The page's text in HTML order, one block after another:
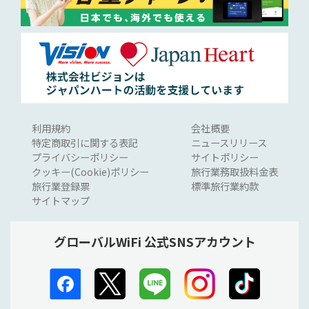
利用規約
特定商取引に関する表記
プライバシーポリシー
クッキー(Cookie)ポリシー
旅行業登録票
サイトマップ
会社概要
ニュースリリース
サイトポリシー
旅行業務取扱料金表
標準旅行業約款
グローバルWiFi 公式SNSアカウント